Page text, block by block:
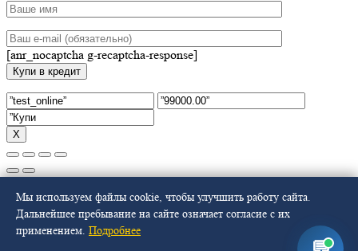
[anr_nocaptcha g-recaptcha-response]
Х
Select at least 2 products
to compare
Смотреть сравнение
Мы используем файлы cookie, чтобы улучшить работу сайта.
Дальнейшее пребывание на сайте означает согласие с их
применением. Подробнее